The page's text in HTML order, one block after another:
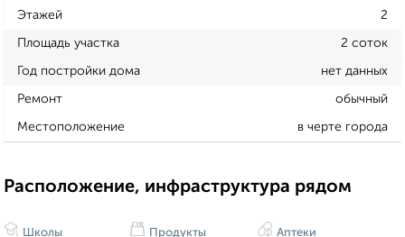
Этажей 2
Площадь участка 2 соток
Год постройки дома нет данных
Ремонт обычный
Местоположение в черте города
Расположение, инфраструктура рядом
Школы Продукты Аптеки